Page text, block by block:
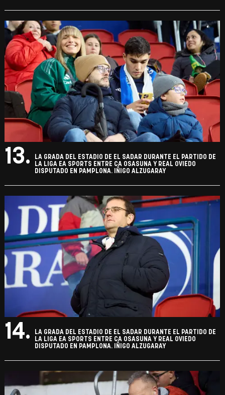
13.
LA GRADA DEL ESTADIO DE EL SADAR DURANTE EL PARTIDO DE
LA LIGA EA SPORTS ENTRE CA OSASUNA Y REAL OVIEDO
DISPUTADO EN PAMPLONA. IÑIGO ALZUGARAY
14.
LA GRADA DEL ESTADIO DE EL SADAR DURANTE EL PARTIDO DE
LA LIGA EA SPORTS ENTRE CA OSASUNA Y REAL OVIEDO
DISPUTADO EN PAMPLONA. IÑIGO ALZUGARAY